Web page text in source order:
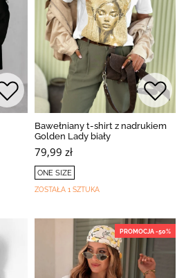
Bawełniany t-shirt z nadrukiem
Golden Lady biały
79,99 zł
ONE SIZE
ZOSTAŁA 1 SZTUKA
PROMOCJA -50%